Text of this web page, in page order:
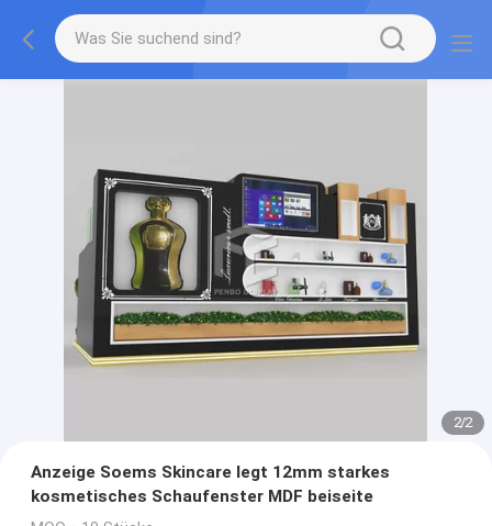
2/2
Anzeige Soems Skincare legt 12mm starkes
kosmetisches Schaufenster MDF beiseite